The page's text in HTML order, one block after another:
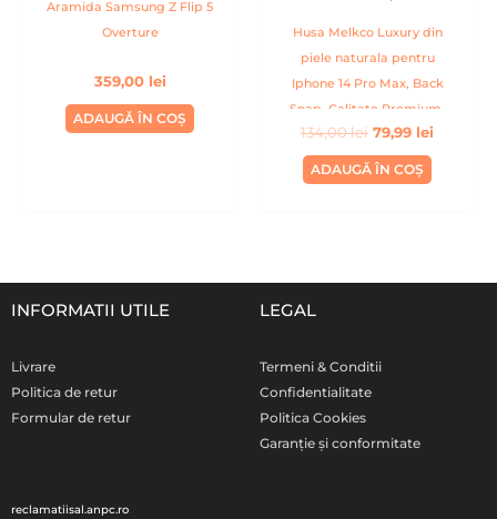
Aramida Samsung Z Flip 5
Overture
359,00 lei
ADAUGĂ ÎN COȘ
Husa Melkco Luxury din
piele naturala pentru
Iphone 14 Pro Max, Back
Snap, Calitate Premium,
Handmade, Rosu
134,00lei 79,99 lei
ADAUGĂ ÎN COȘ
INFORMATII UTILE
Livrare
Politica de retur
Formular de retur
LEGAL
Termeni & Conditii
Confidentialitate
Politica Cookies
Garanție și conformitate
reclamatiisal.anpc.ro